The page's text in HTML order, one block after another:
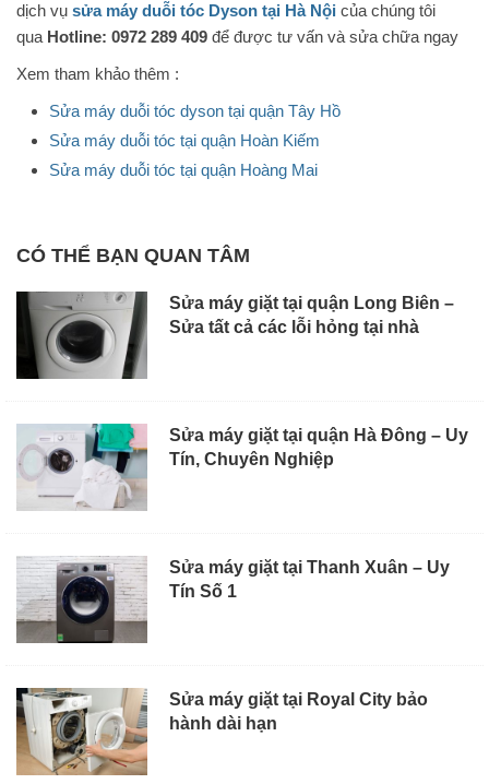
dịch vụ sửa máy duỗi tóc Dyson tại Hà Nội của chúng tôi
qua Hotline: 0972 289 409 để được tư vấn và sửa chữa ngay
Xem tham khảo thêm :
Sửa máy duỗi tóc dyson tại quận Tây Hồ
Sửa máy duỗi tóc tại quận Hoàn Kiếm
Sửa máy duỗi tóc tại quận Hoàng Mai
CÓ THỂ BẠN QUAN TÂM
Sửa máy giặt tại quận Long Biên –
Sửa tất cả các lỗi hỏng tại nhà
Sửa máy giặt tại quận Hà Đông – Uy
Tín, Chuyên Nghiệp
Sửa máy giặt tại Thanh Xuân – Uy
Tín Số 1
Sửa máy giặt tại Royal City bảo
hành dài hạn